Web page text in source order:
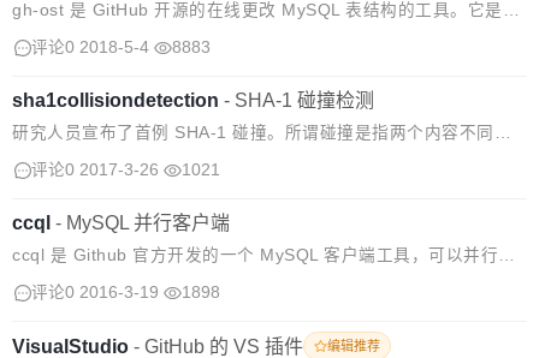
gh-ost 是 GitHub 开源的在线更改 MySQL 表结构的工具。它是可
测试的，并提供了停止服务(pausability)、动态控制/重新配置、审
评论0 2018-5-4 8883
sha1collisiondetection - SHA-1 碰撞检测
研究人员宣布了首例 SHA-1 碰撞。所谓碰撞是指两个内容不同的
对象产生了相同的 SHA-1 哈希值。 在 Git 版本控制系统中，每个
评论0 2017-3-26 1021
ccql - MySQL 并行客户端
ccql 是 Github 官方开发的一个 MySQL 客户端工具，可以并行支
持多个 MySQL 服务器，相当于同时在多个 MySQL 服务器上执行
评论0 2016-3-19 1898
VisualStudio - GitHub 的 VS 插件 编辑推荐